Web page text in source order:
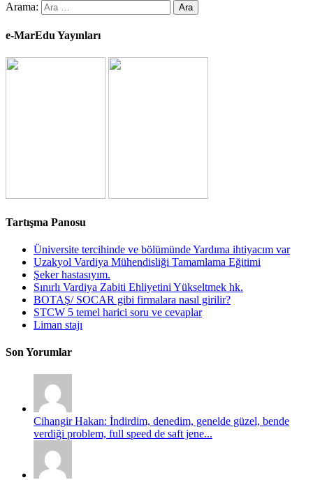
Arama:
e-MarEdu Yayınları
Tartışma Panosu
Üniversite tercihinde ve bölümünde Yardıma ihtiyacım var
Uzakyol Vardiya Mühendisliği Tamamlama Eğitimi
Şeker hastasıyım.
Sınırlı Vardiya Zabiti Ehliyetini Yükseltmek hk.
BOTAŞ/ SOCAR gibi firmalara nasıl girilir?
STCW 5 temel harici soru ve cevaplar
Liman stajı
Son Yorumlar
Cihangir Hakan: İndirdim, denedim, genelde güzel, bende
verdiği problem, full speed de saft jene...